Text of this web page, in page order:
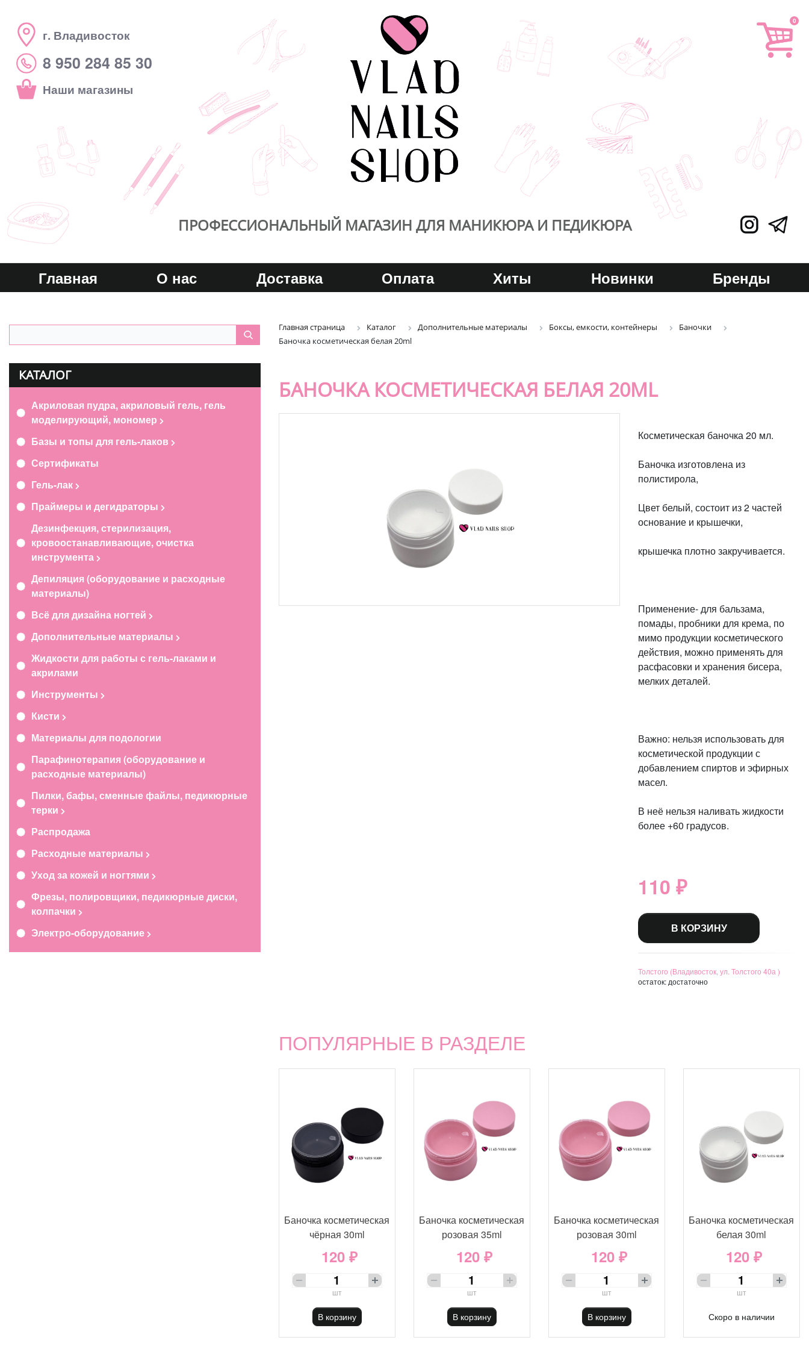
г. Владивосток
8 950 284 85 30
Наши магазины
0
ПРОФЕССИОНАЛЬНЫЙ МАГАЗИН ДЛЯ МАНИКЮРА И ПЕДИКЮРА
Главная О нас Доставка Оплата Хиты Новинки Бренды
Главная страница Каталог Дополнительные материалы Боксы, емкости, контейнеры
Баночки
Баночка косметическая белая 20ml
КАТАЛОГ
Акриловая пудра, акриловый гель, гель
моделирующий, мономер
Базы и топы для гель-лаков
Сертификаты
Гель-лак
Праймеры и дегидраторы
Дезинфекция, стерилизация,
кровоостанавливающие, очистка
инструмента
Депиляция (оборудование и расходные
материалы)
Всё для дизайна ногтей
Дополнительные материалы
Жидкости для работы с гель-лаками и
акрилами
Инструменты
Кисти
Материалы для подологии
Парафинотерапия (оборудование и
расходные материалы)
Пилки, бафы, сменные файлы, педикюрные
терки
Распродажа
Расходные материалы
Уход за кожей и ногтями
Фрезы, полировщики, педикюрные диски,
колпачки
Электро-оборудование
БАНОЧКА КОСМЕТИЧЕСКАЯ БЕЛАЯ 20ML
Косметическая баночка 20 мл.
Баночка изготовлена из
полистирола,
Цвет белый, состоит из 2 частей
основание и крышечки,
крышечка плотно закручивается.
Применение- для бальзама,
помады, пробники для крема, по
мимо продукции косметического
действия, можно применять для
расфасовки и хранения бисера,
мелких деталей.
Важно: нельзя использовать для
косметической продукции с
добавлением спиртов и эфирных
масел.
В неё нельзя наливать жидкости
более +60 градусов.
110 ₽
В КОРЗИНУ
Толстого (Владивосток, ул. Толстого 40а )
остаток:достаточно
ПОПУЛЯРНЫЕ В РАЗДЕЛЕ
Баночка косметическая
чёрная 30ml
120 ₽
шт
В корзину
Баночка косметическая
розовая 35ml
120 ₽
шт
В корзину
Баночка косметическая
розовая 30ml
120 ₽
шт
В корзину
Баночка косметическая
белая 30ml
120 ₽
шт
Скоро в наличии